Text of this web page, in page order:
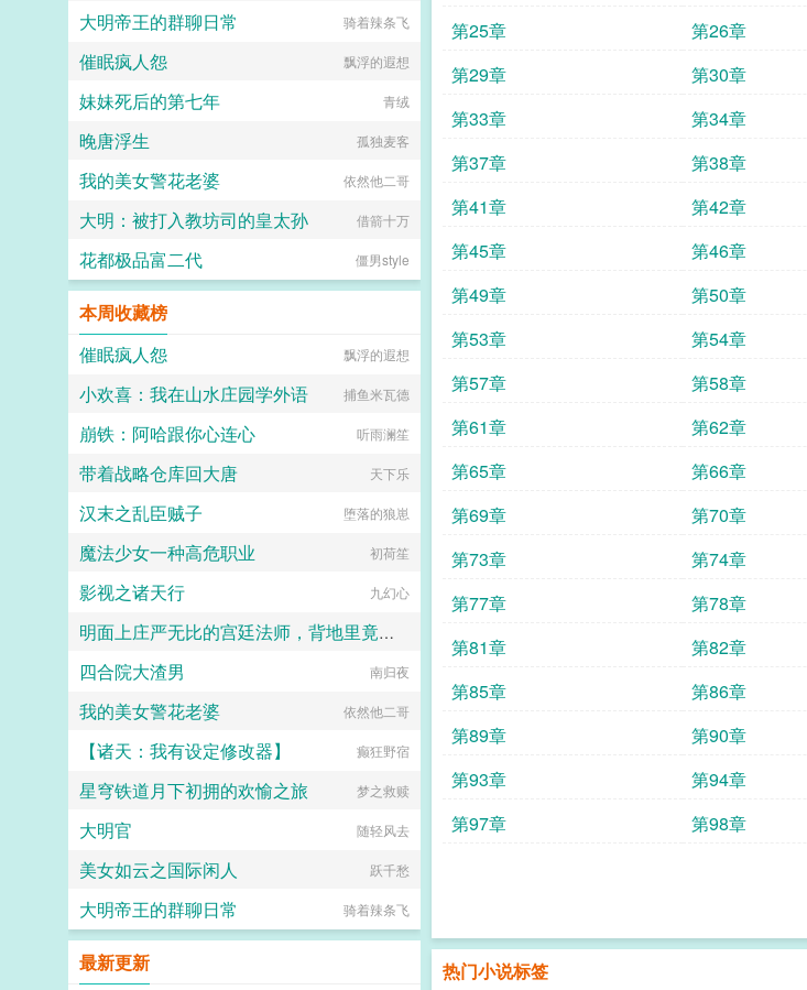
第25章
第26章
第29章
第30章
第33章
第34章
第37章
第38章
第41章
第42章
第45章
第46章
第49章
第50章
第53章
第54章
第57章
第58章
第61章
第62章
第65章
第66章
第69章
第70章
第73章
第74章
第77章
第78章
第81章
第82章
第85章
第86章
第89章
第90章
第93章
第94章
第97章
第98章
热门小说标签
黑眼圈
大明帝王的群聊日常 骑着辣条飞
催眠疯人怨 飘浮的遐想
妹妹死后的第七年 青绒
晚唐浮生 孤独麦客
我的美女警花老婆 依然他二哥
大明：被打入教坊司的皇太孙 借箭十万
花都极品富二代 僵男style
本周收藏榜
催眠疯人怨
飘浮的遐想
小欢喜：我在山水庄园学外语 捕鱼米瓦德
崩铁：阿哈跟你心连心 听雨澜笙
带着战略仓库回大唐 天下乐
汉末之乱臣贼子 堕落的狼崽
魔法少女一种高危职业 初荷笙
影视之诸天行 九幻心
明面上庄严无比的宫廷法师，背地里竟然是宰相大人泄欲的肉便器？
黑眼圈
四合院大渣男 南归夜
我的美女警花老婆 依然他二哥
【诸天：我有设定修改器】 癫狂野宿
星穹铁道月下初拥的欢愉之旅 梦之救赎
大明官 随轻风去
美女如云之国际闲人 跃千愁
大明帝王的群聊日常 骑着辣条飞
最新更新